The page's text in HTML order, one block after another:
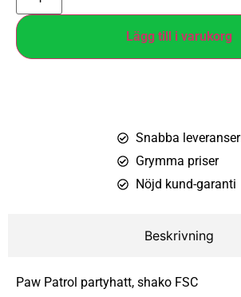
Lägg till i varukorg
Snabba leveranser
Grymma priser
Nöjd kund-garanti
Beskrivning
Paw Patrol partyhatt, shako FSC